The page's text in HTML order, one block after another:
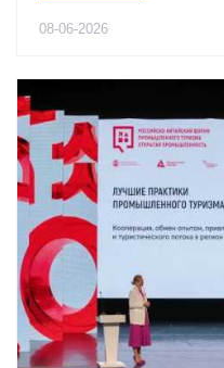
08-06-2026